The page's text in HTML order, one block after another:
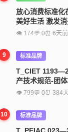
放心消费标准
美好生活 激发
👁 174💬 0⏰ 6天前
9 标准品牌
T_CIET
产技术规范-团
👁 799💬 0⏰ 384
10 标准品牌